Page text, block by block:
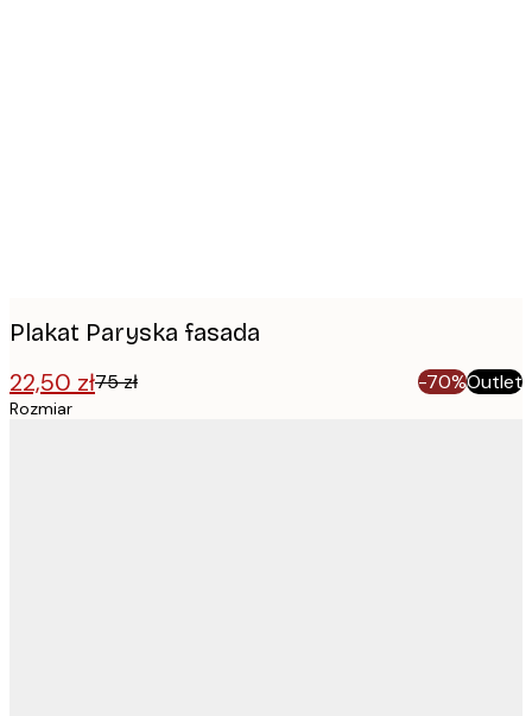
Plakat Paryska fasada
22,50 zł75 zł -70%Outlet
Rozmiar